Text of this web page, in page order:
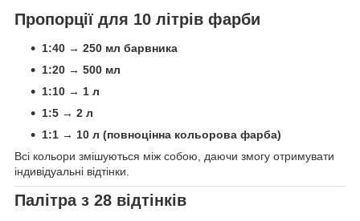
Пропорції для 10 літрів фарби
1:40 → 250 мл барвника
1:20 → 500 мл
1:10 → 1 л
1:5 → 2 л
1:1 → 10 л (повноцінна кольорова фарба)
Всі кольори змішуються між собою, даючи змогу отримувати
індивідуальні відтінки.
Палітра з 28 відтінків